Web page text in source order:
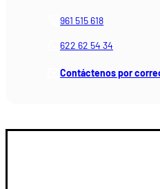
961 515 618
622 62 54 34
Contáctenos por